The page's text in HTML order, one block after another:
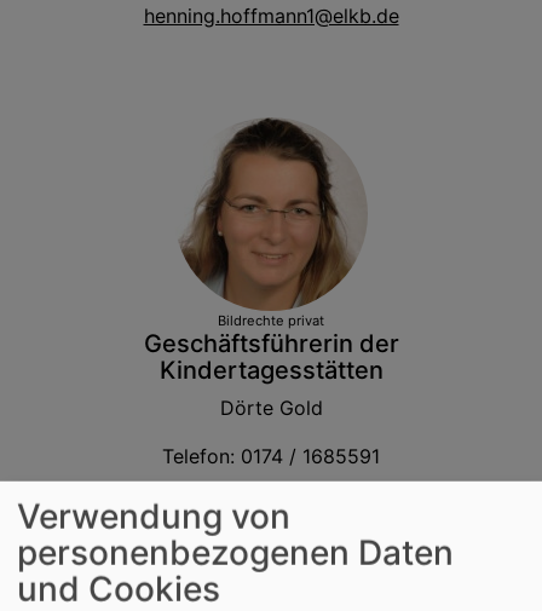
henning.hoffmann1@elkb.de
Bildrechte privat
Geschäftsführerin der
Kindertagesstätten
Dörte Gold
Telefon: 0174 / 1685591
kita.gf.dekanat-me@elkb.de
Verwendung von
personenbezogenen Daten
und Cookies